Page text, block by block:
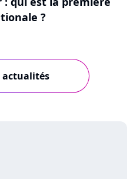
?
actualités